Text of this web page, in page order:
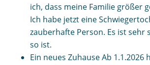
ich, dass meine Familie größer
Ich habe jetzt eine
zauberhafte Person. Es ist sehr
so ist.
Ein neues Zuhause Ab 1.1.2026